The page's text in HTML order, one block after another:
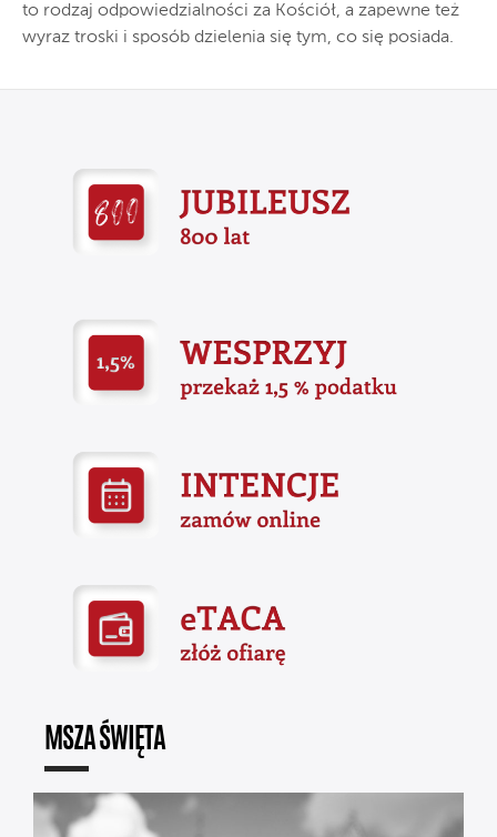
to rodzaj odpowiedzialności za Kościół, a zapewne też
wyraz troski i sposób dzielenia się tym, co się posiada.
MSZA ŚWIĘTA